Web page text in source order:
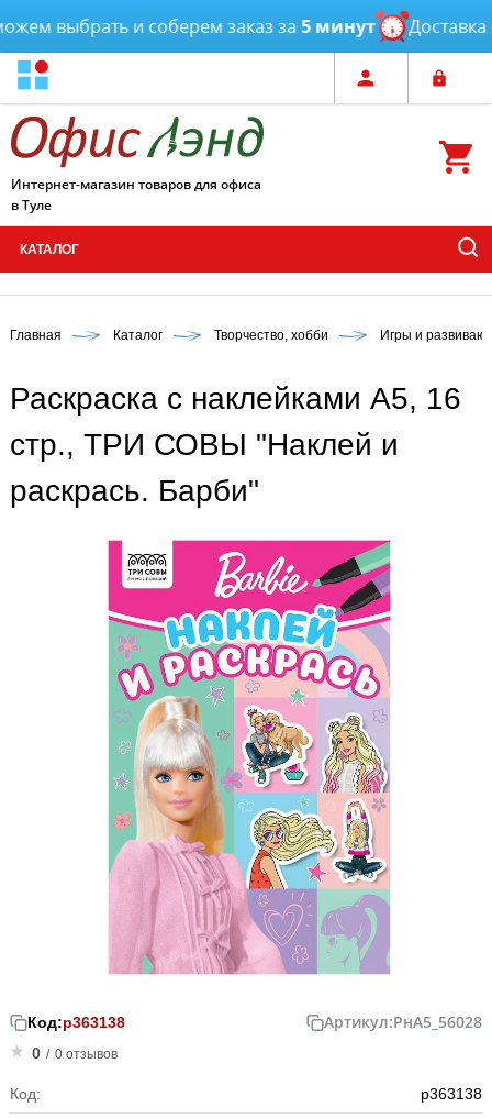
выбрать и соберем заказ за5 минут Доставкаот
Интернет-магазин товаров для офиса
в Туле
КАТАЛОГ
Главная Каталог Творчество, хобби Игры и
Раскраска с наклейками А5, 16
стр., ТРИ СОВЫ "Наклей и
раскрась. Барби"
Код:р363138 Артикул:РнА5_56028
0 / 0 отзывов
Код: р363138